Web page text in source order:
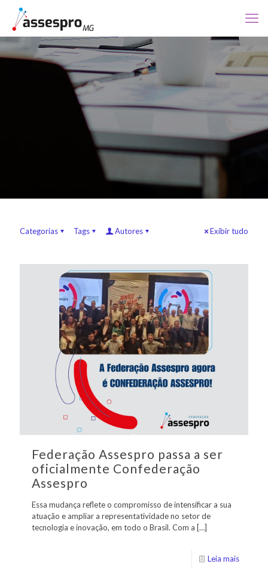
Categorias Tags Autores Exibir tudo
Federação Assespro passa a ser
oficialmente Confederação
Assespro
Essa mudança reflete o compromisso de intensificar a sua
atuação e ampliar a representatividade no setor de
tecnologia e inovação, em todo o Brasil. Com a […]
Leia mais